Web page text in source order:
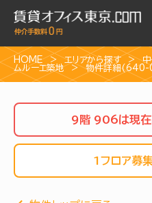
HOME エリアから探す
ムルーエ築地
物件詳細
9階 906は現在
1フロア募